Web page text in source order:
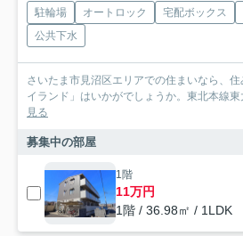
駐輪場 オートロック 宅配ボックス
公共下水
さいたま市見沼区エリアでの住まいなら、
イランド」はいかがでしょうか。東北本線
見る
募集中の部屋
1階
11万円
1階 / 36.98㎡ / 1LDK